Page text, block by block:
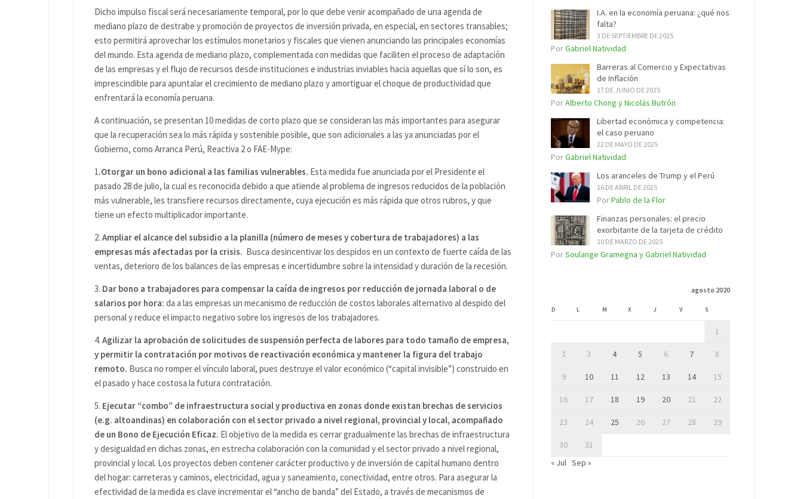
Dicho impulso fiscal será necesariamente temporal, por lo que debe venir acompañado de una agenda de
mediano plazo de destrabe y promoción de proyectos de inversión privada, en especial, en sectores transables;
esto permitirá aprovechar los estímulos monetarios y fiscales que vienen anunciando las principales economías
del mundo. Esta agenda de mediano plazo, complementada con medidas que faciliten el proceso de adaptación
de las empresas y el flujo de recursos desde instituciones e industrias inviables hacia aquellas que sí lo son, es
imprescindible para apuntalar el crecimiento de mediano plazo y amortiguar el choque de productividad que
enfrentará la economía peruana.
A continuación, se presentan 10 medidas de corto plazo que se consideran las más importantes para asegurar
que la recuperación sea lo más rápida y sostenible posible, que son adicionales a las ya anunciadas por el
Gobierno, como Arranca Perú, Reactiva 2 o FAE-Mype:
1.Otorgar un bono adicional a las familias vulnerables. Esta medida fue anunciada por el Presidente el
pasado 28 de julio, la cual es reconocida debido a que atiende al problema de ingresos reducidos de la población
más vulnerable, les transfiere recursos directamente, cuya ejecución es más rápida que otros rubros, y que
tiene un efecto multiplicador importante.
2. Ampliar el alcance del subsidio a la planilla (número de meses y cobertura de trabajadores) a las
empresas más afectadas por la crisis. Busca desincentivar los despidos en un contexto de fuerte caída de las
ventas, deterioro de los balances de las empresas e incertidumbre sobre la intensidad y duración de la recesión.
3. Dar bono a trabajadores para compensar la caída de ingresos por reducción de jornada laboral o de
salarios por hora: da a las empresas un mecanismo de reducción de costos laborales alternativo al despido del
personal y reduce el impacto negativo sobre los ingresos de los trabajadores.
4. Agilizar la aprobación de solicitudes de suspensión perfecta de labores para todo tamaño de empresa,
y permitir la contratación por motivos de reactivación económica y mantener la figura del trabajo
remoto. Busca no romper el vínculo laboral, pues destruye el valor económico (“capital invisible”) construido en
el pasado y hace costosa la futura contratación.
5. Ejecutar “combo” de infraestructura social y productiva en zonas donde existan brechas de servicios
(e.g. altoandinas) en colaboración con el sector privado a nivel regional, provincial y local, acompañado
de un Bono de Ejecución Eficaz. El objetivo de la medida es cerrar gradualmente las brechas de infraestructura
y desigualdad en dichas zonas, en estrecha colaboración con la comunidad y el sector privado a nivel regional,
provincial y local. Los proyectos deben contener carácter productivo y de inversión de capital humano dentro
del hogar: carreteras y caminos, electricidad, agua y saneamiento, conectividad, entre otros. Para asegurar la
efectividad de la medida es clave incrementar el “ancho de banda” del Estado, a través de mecanismos de
I.A. en la economía peruana: ¿qué nos
falta?
3 DE SEPTIEMBRE DE 2025
PorGabriel Natividad
Barreras al Comercio y Expectativas
de Inflación
17 DE JUNIO DE 2025
PorAlberto Chong y Nicolás Butrón
Libertad económica y competencia:
el caso peruano
22 DE MAYO DE 2025
PorGabriel Natividad
Los aranceles de Trump y el Perú
16 DE ABRIL DE 2025
PorPablo de la Flor
Finanzas personales: el precio
exorbitante de la tarjeta de crédito
10 DE MARZO DE 2025
PorSoulange Gramegna y Gabriel Natividad
agosto 2020
D L M X J V S
1
2 3 4 5 6 7 8
9 10 11 12 13 14 15
16 17 18 19 20 21 22
23 24 25 26 27 28 29
30
31
« Jul Sep »